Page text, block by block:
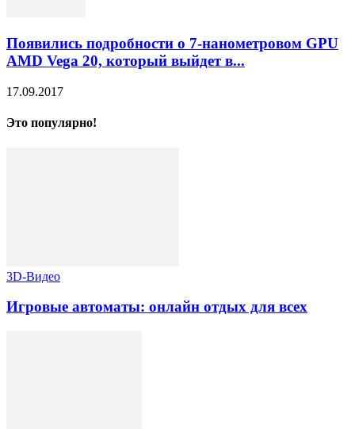
Появились подробности о 7-нанометровом GPU
AMD Vega 20, который выйдет в...
17.09.2017
Это популярно!
3D-Видео
Игровые автоматы: онлайн отдых для всех